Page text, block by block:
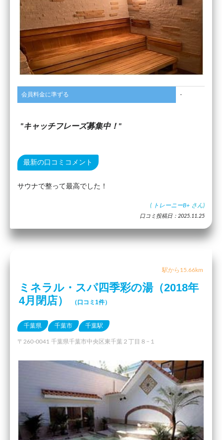
会員料金に準ずる -
キャッチフレーズ募集中！
最新の口コミコメント
サウナで整って最高でした！
( トレーニーB+ さん)
口コミ投稿日：2025.11.25
駅から15.66km
ミネラル・スパ四季彩の湯（2018年
4月閉店）
（口コミ1件）
千葉県 千葉市 千葉駅
〒260-0041 千葉県千葉市中央区東千葉２丁目８−１